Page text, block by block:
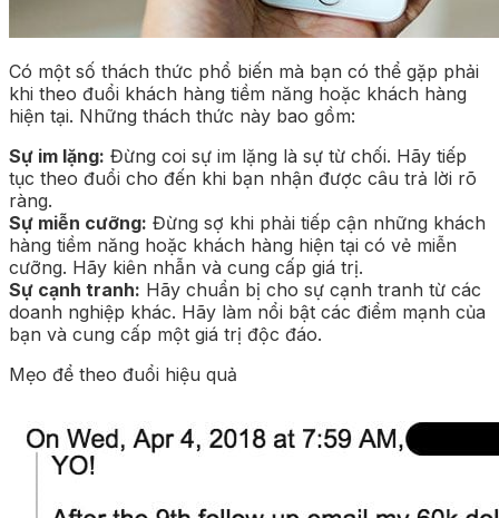
Có một số thách thức phổ biến mà bạn có thể gặp phải
khi theo đuổi khách hàng tiềm năng hoặc khách hàng
hiện tại. Những thách thức này bao gồm:
Sự im lặng: Đừng coi sự im lặng là sự từ chối. Hãy tiếp
tục theo đuổi cho đến khi bạn nhận được câu trả lời rõ
ràng.
Sự miễn cưỡng: Đừng sợ khi phải tiếp cận những khách
hàng tiềm năng hoặc khách hàng hiện tại có vẻ miễn
cưỡng. Hãy kiên nhẫn và cung cấp giá trị.
Sự cạnh tranh: Hãy chuẩn bị cho sự cạnh tranh từ các
doanh nghiệp khác. Hãy làm nổi bật các điểm mạnh của
bạn và cung cấp một giá trị độc đáo.
Mẹo để theo đuổi hiệu quả